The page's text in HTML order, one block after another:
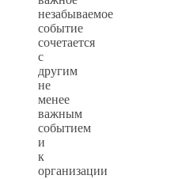
незабываемое
событие
сочетается
с
другим
не
менее
важным
событием
и
к
организации